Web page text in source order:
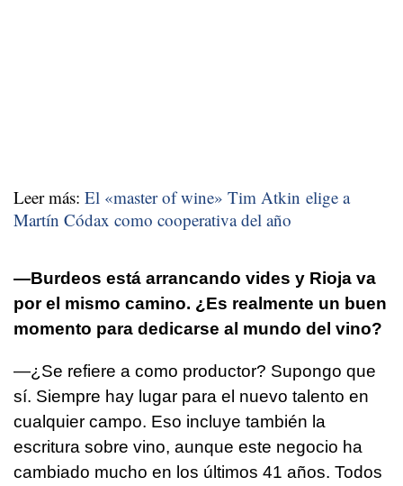
Leer más: El «master of wine» Tim Atkin elige a
Martín Códax como cooperativa del año
—Burdeos está arrancando vides y Rioja va
por el mismo camino. ¿Es realmente un buen
momento para dedicarse al mundo del vino?
—¿Se refiere a como productor? Supongo que
sí. Siempre hay lugar para el nuevo talento en
cualquier campo. Eso incluye también la
escritura sobre vino, aunque este negocio ha
cambiado mucho en los últimos 41 años. Todos